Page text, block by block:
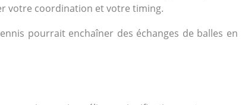
votre coordination et votre timing.
pourrait enchaîner des échanges de balles en